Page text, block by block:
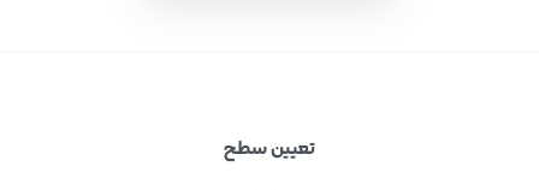
تعیین سطح